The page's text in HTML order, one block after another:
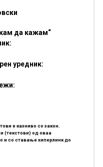
да кажам“
уредник:
е казниво со закон.
(текстови) од оваа
и со ставање хиперлинк до